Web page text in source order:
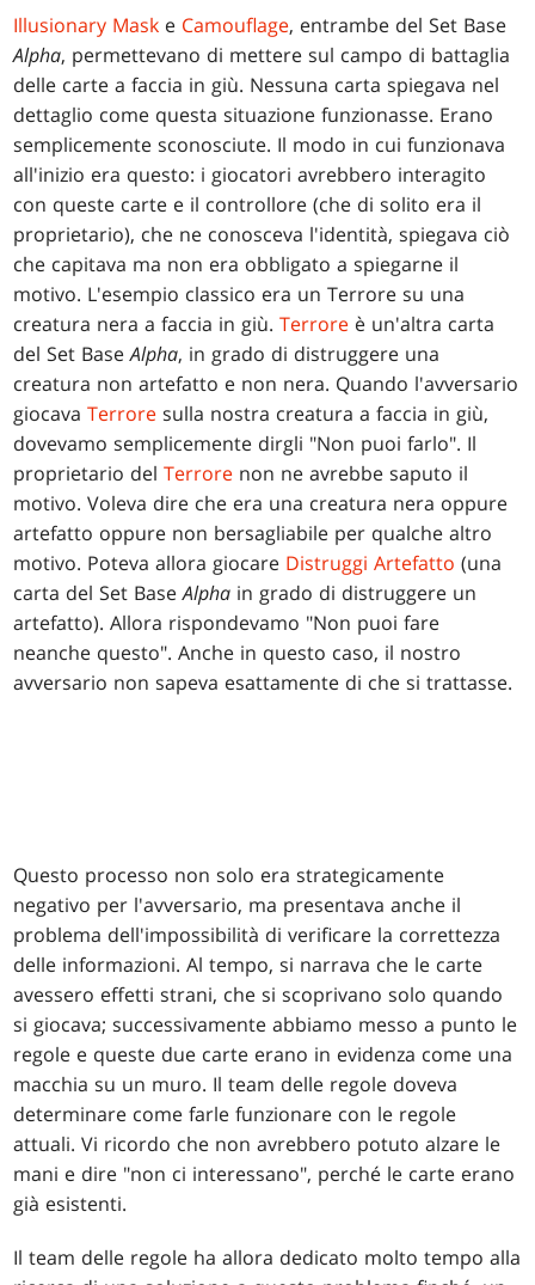
Illusionary Mask e Camouflage, entrambe del Set Base
Alpha, permettevano di mettere sul campo di battaglia
delle carte a faccia in giù. Nessuna carta spiegava nel
dettaglio come questa situazione funzionasse. Erano
semplicemente sconosciute. Il modo in cui funzionava
all'inizio era questo: i giocatori avrebbero interagito
con queste carte e il controllore (che di solito era il
proprietario), che ne conosceva l'identità, spiegava ciò
che capitava ma non era obbligato a spiegarne il
motivo. L'esempio classico era un Terrore su una
creatura nera a faccia in giù.Terrore è un'altra carta
del Set BaseAlpha, in grado di distruggere una
creatura non artefatto e non nera. Quando l'avversario
giocavaTerrore sulla nostra creatura a faccia in giù,
dovevamo semplicemente dirgli "Non puoi farlo". Il
proprietario delTerrore non ne avrebbe saputo il
motivo. Voleva dire che era una creatura nera oppure
artefatto oppure non bersagliabile per qualche altro
motivo. Poteva allora giocare Distruggi Artefatto (una
carta del Set BaseAlpha in grado di distruggere un
artefatto). Allora rispondevamo "Non puoi fare
neanche questo". Anche in questo caso, il nostro
avversario non sapeva esattamente di che si trattasse.
Questo processo non solo era strategicamente
negativo per l'avversario, ma presentava anche il
problema dell'impossibilità di verificare la correttezza
delle informazioni. Al tempo, si narrava che le carte
avessero effetti strani, che si scoprivano solo quando
si giocava; successivamente abbiamo messo a punto le
regole e queste due carte erano in evidenza come una
macchia su un muro. Il team delle regole doveva
determinare come farle funzionare con le regole
attuali. Vi ricordo che non avrebbero potuto alzare le
mani e dire "non ci interessano", perché le carte erano
già esistenti.
Il team delle regole ha allora dedicato molto tempo alla